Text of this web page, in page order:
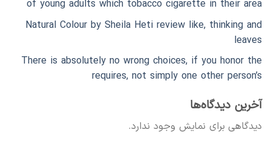
of young adults which tobacco cigarette in their area
Natural Colour by Sheila Heti review like, thinking and
leaves
There is absolutely no wrong choices, if you honor the
requires, not simply one other person’s
آخرین دیدگاه‌ها
دیدگاهی برای نمایش وجود ندارد.